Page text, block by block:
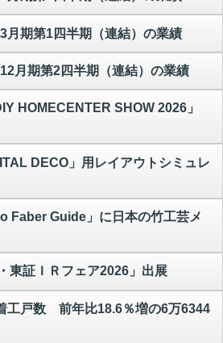
期第1四半期（連結）の業績
月期第2四半期（連結）の業績
HOMECENTER SHOW 2026」
DECO」用レイアウトシミュレ
Faber Guide」に日本の竹工芸メ
証ＩＲフェア2026」出展
工戸数 前年比18.6％増の6万6344